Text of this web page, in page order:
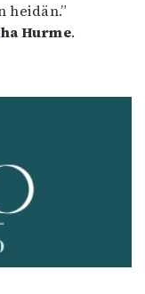
heidän.”
Hurme.